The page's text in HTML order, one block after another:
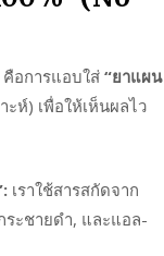
อการแอบใส่“ยาแผน
ะห์) เพื่อให้เห็นผลไว
เราใช้สารสกัดจาก
ระชายดำ, และแอล-